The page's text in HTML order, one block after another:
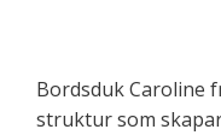
Bordsduk Caroline
struktur som